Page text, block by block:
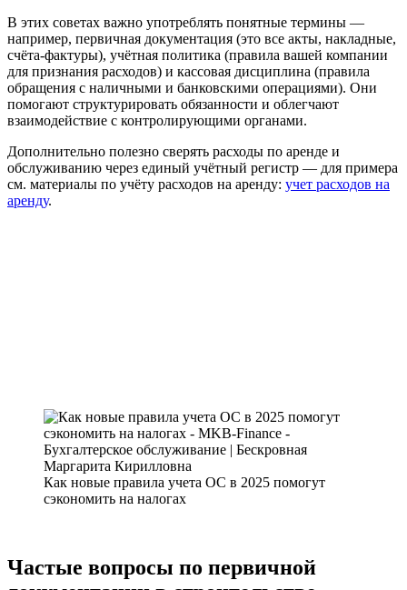
В этих советах важно употреблять понятные термины —
например, первичная документация (это все акты, накладные,
счёта-фактуры), учётная политика (правила вашей компании
для признания расходов) и кассовая дисциплина (правила
обращения с наличными и банковскими операциями). Они
помогают структурировать обязанности и облегчают
взаимодействие с контролирующими органами.
Дополнительно полезно сверять расходы по аренде и
обслуживанию через единый учётный регистр — для примера
см. материалы по учёту расходов на аренду: учет расходов на
аренду.
Как новые правила учета ОС в 2025 помогут
сэкономить на налогах
Частые вопросы по первичной